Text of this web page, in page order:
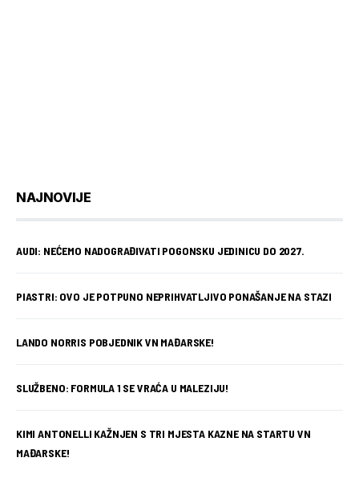
NAJNOVIJE
AUDI: NEĆEMO NADOGRAĐIVATI POGONSKU JEDINICU DO 2027.
PIASTRI: OVO JE POTPUNO NEPRIHVATLJIVO PONAŠANJE NA STAZI
LANDO NORRIS POBJEDNIK VN MAĐARSKE!
SLUŽBENO: FORMULA 1 SE VRAĆA U MALEZIJU!
KIMI ANTONELLI KAŽNJEN S TRI MJESTA KAZNE NA STARTU VN
MAĐARSKE!